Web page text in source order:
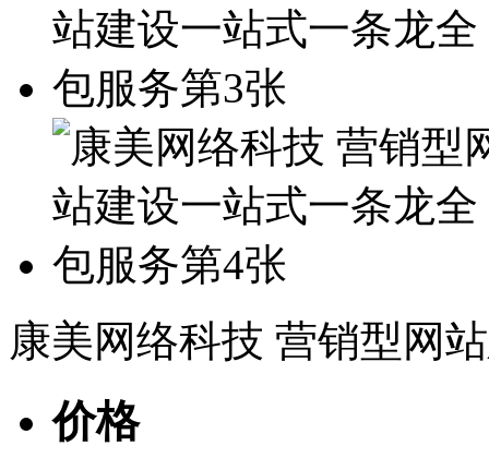
康美网络科技 营销型网
价格